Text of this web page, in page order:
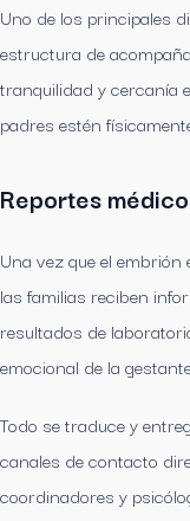
Uno de los principales
estructura de
tranquilidad y cercanía
padres estén
Reportes
Una vez que el
las familias reciben
resultados de
emocional de la
Todo se traduce y
canales de contacto
coordinadores y